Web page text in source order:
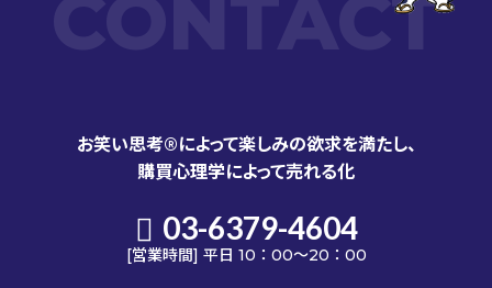
CONTACT
お笑い思考®によって楽しみの欲求を満たし、
購買心理学によって売れる化
03-6379-4604
[営業時間] 平日 10：00～20：00